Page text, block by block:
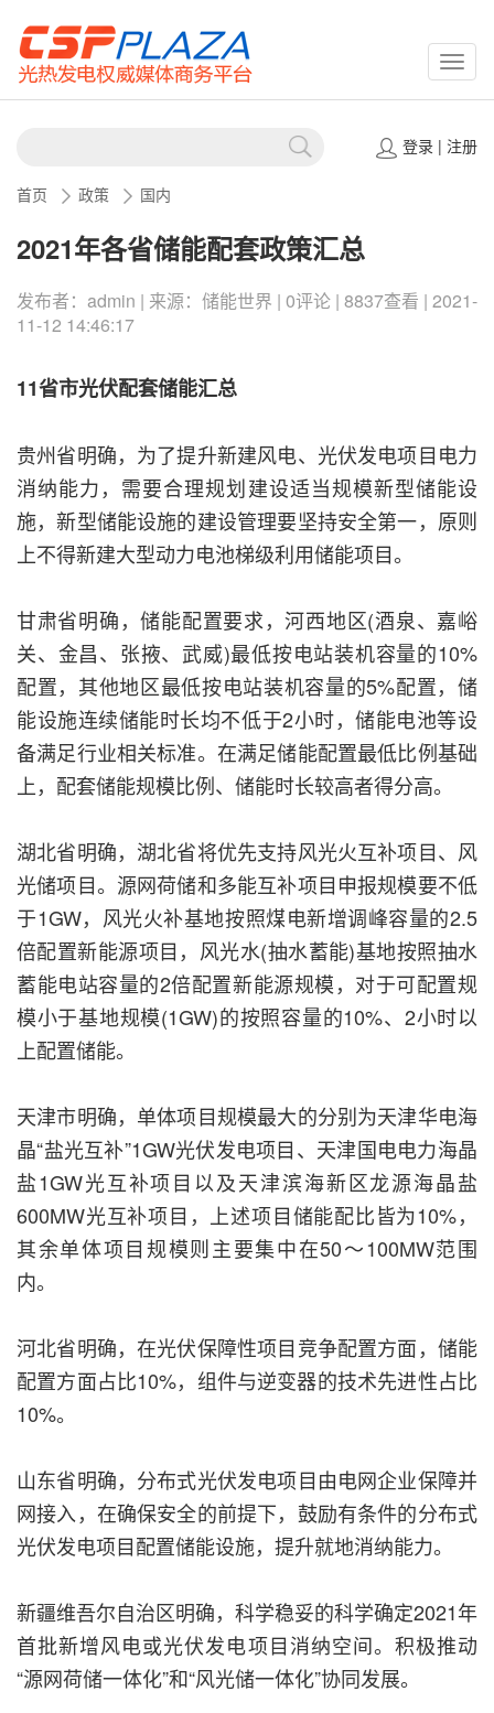
登录| 注册
首页 政策 国内
2021年各省储能配套政策汇总
发布者：admin | 来源：储能世界 | 0评论 | 8837查看 | 2021-
11-12 14:46:17
11省市光伏配套储能汇总
贵州省明确，为了提升新建风电、光伏发电项目电力
消纳能力，需要合理规划建设适当规模新型储能设
施，新型储能设施的建设管理要坚持安全第一，原则
上不得新建大型动力电池梯级利用储能项目。
甘肃省明确，储能配置要求，河西地区(酒泉、嘉峪
关、金昌、张掖、武威)最低按电站装机容量的10%
配置，其他地区最低按电站装机容量的5%配置，储
能设施连续储能时长均不低于2小时，储能电池等设
备满足行业相关标准。在满足储能配置最低比例基础
上，配套储能规模比例、储能时长较高者得分高。
湖北省明确，湖北省将优先支持风光火互补项目、风
光储项目。源网荷储和多能互补项目申报规模要不低
于1GW，风光火补基地按照煤电新增调峰容量的2.5
倍配置新能源项目，风光水(抽水蓄能)基地按照抽水
蓄能电站容量的2倍配置新能源规模，对于可配置规
模小于基地规模(1GW)的按照容量的10%、2小时以
上配置储能。
天津市明确，单体项目规模最大的分别为天津华电海
晶“盐光互补”1GW光伏发电项目、天津国电电力海晶
盐1GW光互补项目以及天津滨海新区龙源海晶盐
600MW光互补项目，上述项目储能配比皆为10%，
其余单体项目规模则主要集中在50～100MW范围
内。
河北省明确，在光伏保障性项目竞争配置方面，储能
配置方面占比10%，组件与逆变器的技术先进性占比
10%。
山东省明确，分布式光伏发电项目由电网企业保障并
网接入，在确保安全的前提下，鼓励有条件的分布式
光伏发电项目配置储能设施，提升就地消纳能力。
新疆维吾尔自治区明确，科学稳妥的科学确定2021年
首批新增风电或光伏发电项目消纳空间。积极推动
“源网荷储一体化”和“风光储一体化”协同发展。